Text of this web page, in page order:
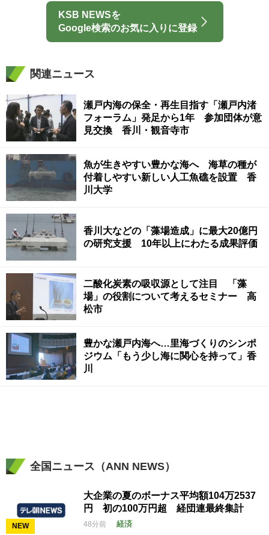
KSB NEWSを
Google検索のお気に入りに登録
関連ニュース
瀬戸内海の保全・再生目指す「瀬戸内渚
フォーラム」発足から1年 参加団体が意
見交換 香川・観音寺市
魚が生きやすい豊かな海へ 海草の種が
付着しやすい新しい人工魚礁を設置 香
川大学
香川大などの「藻場造成」に最大20億円
の研究支援 10年以上にわたる成果評価
二酸化炭素の吸収源として注目 「藻
場」の役割について考えるセミナー 高
松市
豊かな瀬戸内海へ…里海づくりのシンポ
ジウム「もう少し海に関心を持って」香
川
全国ニュース（ANN NEWS）
NEW
大企業の夏のボーナス平均額104万2537
円 初の100万円超 経団連最終集計
48分前 経済